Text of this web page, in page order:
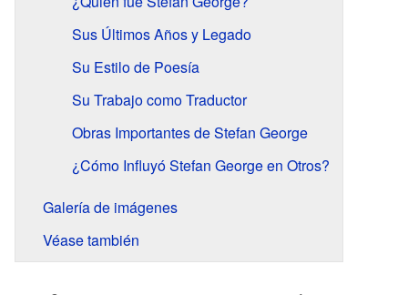
Sus Últimos Años y Legado
Su Estilo de Poesía
Su Trabajo como Traductor
Obras Importantes de Stefan George
¿Cómo Influyó Stefan George en Otros?
Galería de imágenes
Véase también